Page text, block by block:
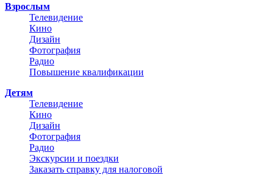
Взрослым
Телевидение
Кино
Дизайн
Фотография
Радио
Повышение квалификации
Детям
Телевидение
Кино
Дизайн
Фотография
Радио
Экскурсии и поездки
Заказать справку для налоговой